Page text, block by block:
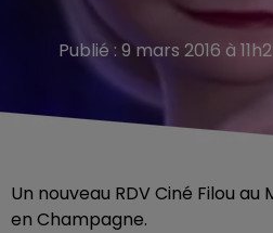
Publié : 9 mars 2016 à
Un nouveau RDV Ciné Filou au
en Champagne.